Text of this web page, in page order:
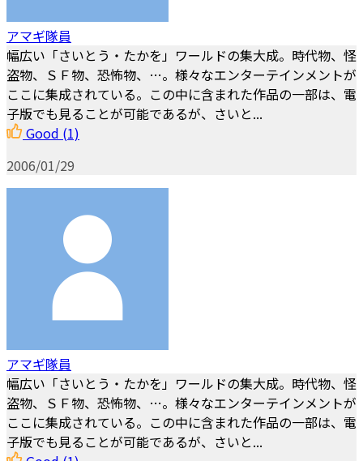
アマギ隊員
幅広い「さいとう・たかを」ワールドの集大成。時代物、怪
盗物、ＳＦ物、恐怖物、…。様々なエンターテインメントが
ここに集成されている。この中に含まれた作品の一部は、電
子版でも見ることが可能であるが、さいと...
Good (1)
2006/01/29
アマギ隊員
幅広い「さいとう・たかを」ワールドの集大成。時代物、怪
盗物、ＳＦ物、恐怖物、…。様々なエンターテインメントが
ここに集成されている。この中に含まれた作品の一部は、電
子版でも見ることが可能であるが、さいと...